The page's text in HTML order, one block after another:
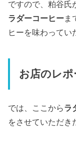
ですので、粕谷氏
ラダーコーヒーま
ヒーを味わってい
お店のレポ
では、ここからラ
をさせていただき